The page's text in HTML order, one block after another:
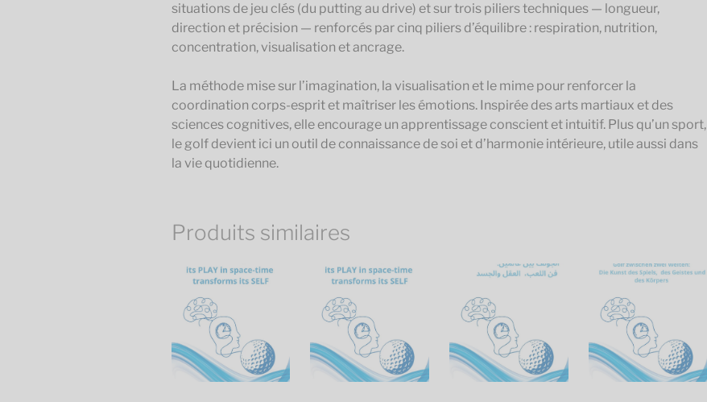
situations de jeu clés (du putting au drive) et sur trois piliers techniques — longueur,
direction et précision — renforcés par cinq piliers d’équilibre : respiration, nutrition,
concentration, visualisation et ancrage.
La méthode mise sur l’imagination, la visualisation et le mime pour renforcer la
coordination corps-esprit et maîtriser les émotions. Inspirée des arts martiaux et des
sciences cognitives, elle encourage un apprentissage conscient et intuitif. Plus qu’un sport,
le golf devient ici un outil de connaissance de soi et d’harmonie intérieure, utile aussi dans
la vie quotidienne.
Produits similaires